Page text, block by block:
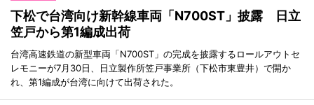
下松で台湾向け新幹線車両「N700ST」披露 日立
笠戸から第1編成出荷
台湾高速鉄道の新型車両「N700ST」の完成を披露するロールアウトセ
レモニーが7月30日、日立製作所笠戸事業所（下松市東豊井）で開か
れ、第1編成が台湾に向けて出荷された。